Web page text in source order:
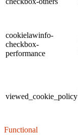
cookielawinfo-
checkbox-
performance
viewed_cookie_policy
Functional